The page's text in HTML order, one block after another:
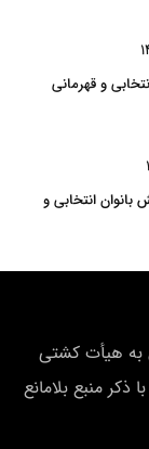
و قهرمانی
انتخابی و
به هیأت كشتی
منبع بلامانع